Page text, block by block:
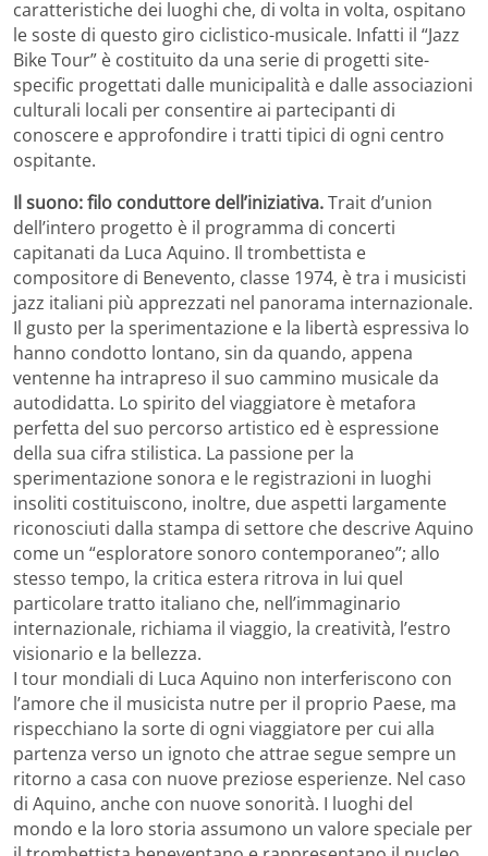
caratteristiche dei luoghi che, di volta in volta, ospitano
le soste di questo giro ciclistico-musicale. Infatti il “Jazz
Bike Tour” è costituito da una serie di progetti site-
specific progettati dalle municipalità e dalle associazioni
culturali locali per consentire ai partecipanti di
conoscere e approfondire i tratti tipici di ogni centro
ospitante.
Il suono: filo conduttore dell’iniziativa.Trait d’union
dell’intero progetto è il programma di concerti
capitanati da Luca Aquino. Il trombettista e
compositore di Benevento, classe 1974, è tra i musicisti
jazz italiani più apprezzati nel panorama internazionale.
Il gusto per la sperimentazione e la libertà espressiva lo
hanno condotto lontano, sin da quando, appena
ventenne ha intrapreso il suo cammino musicale da
autodidatta. Lo spirito del viaggiatore è metafora
perfetta del suo percorso artistico ed è espressione
della sua cifra stilistica. La passione per la
sperimentazione sonora e le registrazioni in luoghi
insoliti costituiscono, inoltre, due aspetti largamente
riconosciuti dalla stampa di settore che descrive Aquino
come un “esploratore sonoro contemporaneo”; allo
stesso tempo, la critica estera ritrova in lui quel
particolare tratto italiano che, nell’immaginario
internazionale, richiama il viaggio, la creatività, l’estro
visionario e la bellezza.
I tour mondiali di Luca Aquino non interferiscono con
l’amore che il musicista nutre per il proprio Paese, ma
rispecchiano la sorte di ogni viaggiatore per cui alla
partenza verso un ignoto che attrae segue sempre un
ritorno a casa con nuove preziose esperienze. Nel caso
di Aquino, anche con nuove sonorità. I luoghi del
mondo e la loro storia assumono un valore speciale per